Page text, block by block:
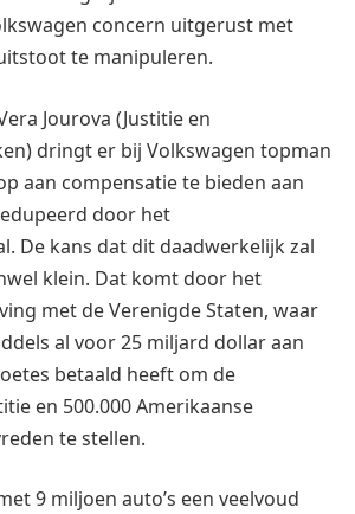
concern uitgerust met
te manipuleren.
Jourova (Justitie en
dringt er bij Volkswagen topman
aan compensatie te bieden aan
door het
De kans dat dit daadwerkelijk zal
klein. Dat komt door het
met de Verenigde Staten, waar
al voor 25 miljard dollar aan
betaald heeft om de
en 500.000 Amerikaanse
te stellen.
9 miljoen auto’s een veelvoud